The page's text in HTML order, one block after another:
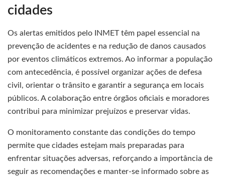
cidades
Os alertas emitidos pelo INMET têm papel essencial na
prevenção de acidentes e na redução de danos causados
por eventos climáticos extremos. Ao informar a população
com antecedência, é possível organizar ações de defesa
civil, orientar o trânsito e garantir a segurança em locais
públicos. A colaboração entre órgãos oficiais e moradores
contribui para minimizar prejuízos e preservar vidas.
O monitoramento constante das condições do tempo
permite que cidades estejam mais preparadas para
enfrentar situações adversas, reforçando a importância de
seguir as recomendações e manter-se informado sobre as